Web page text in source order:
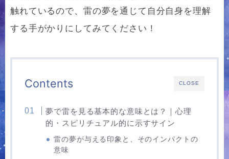
触れているので、雷の夢を通じて自分自身を理解
する手がかりにしてみてください！
CLOSE
Contents
夢で雷を見る基本的な意味とは？｜心理
的・スピリチュアル的に示すサイン
雷の夢が与える印象と、そのインパクトの
意味